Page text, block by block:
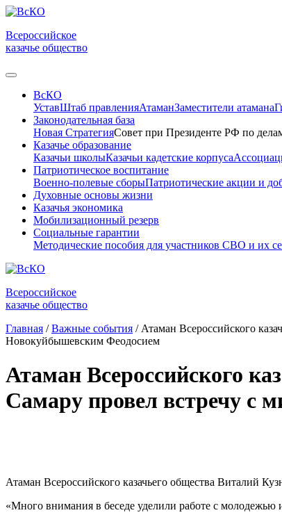
Всероссийское
казачье общество
ВсКО
УставШтаб правленияАтаманЗаместители атамана
Законодательная база
Новая СтратегияСовет при Президенте РФ по делам
Казачье образование
Казачьи школыКазачьи кадетские корпуса
Патриотическое воспитание
Военно-полевые сборыПатриотические акции и
Духовные основы жизни
Казачья экономика
Мобилизационный резерв
Социальные гарантии
Методические пособия для участников СВО и их
Всероссийское
казачье общество
Главная / Важные события / Атаман Всероссийского
Новокуйбышевским Феодосием
Атаман Всероссийского
Самару провел встречу с
Атаман Всероссийского казачьего общества Виталий
«Много внимания в беседе уделили работе с молодежью